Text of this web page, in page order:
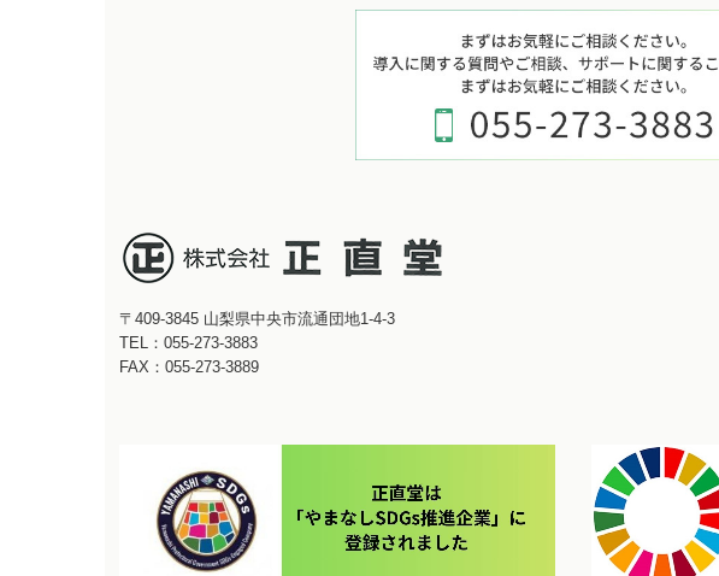
〒409-3845 山梨県中央市流通団地1-4-3
TEL： 055-273-3883
FAX：055-273-3889